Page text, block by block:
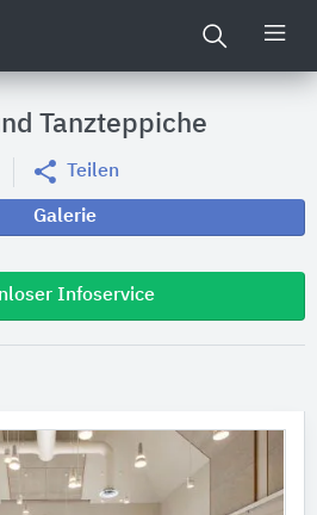
Tanzteppiche
Teilen
Galerie
Infoservice